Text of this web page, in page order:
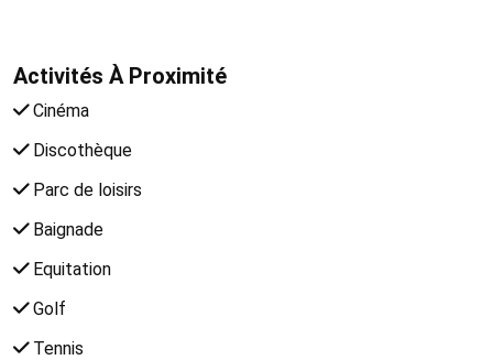
Activités À Proximité
Cinéma
Discothèque
Parc de loisirs
Baignade
Equitation
Golf
Tennis